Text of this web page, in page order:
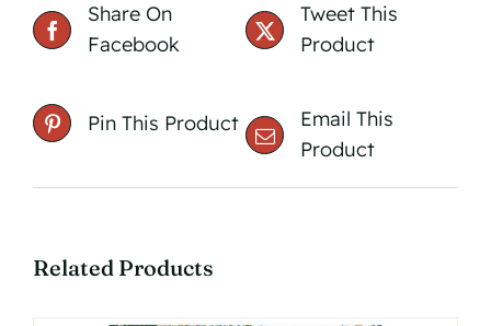
Share On
Facebook
Tweet This
Product
Pin This Product
Email This
Product
Related Products